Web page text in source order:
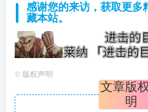
感谢您的来访，获取更多
藏本站。
© 版权声明
文章版
明